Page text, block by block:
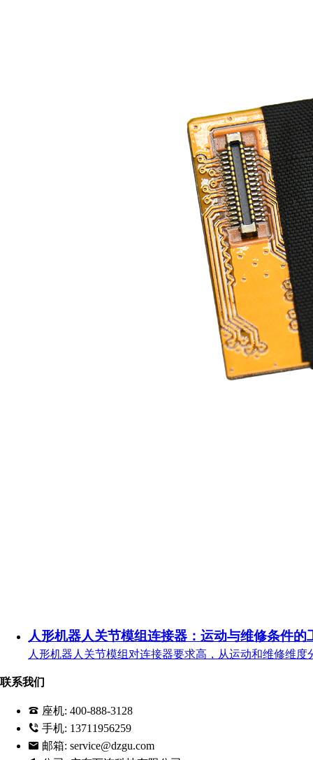
人形机器人关节模组连接器：运动与维修条件的
人形机器人关节模组对连接器要求高，从运动和维修维
联系我们
座机: 400-888-3128
手机: 13711956259
邮箱: service@dzgu.com